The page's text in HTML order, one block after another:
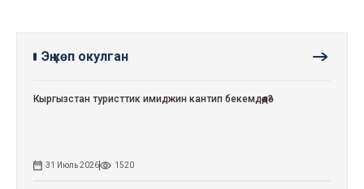
Эң көп окулган
Кыргызстан туристтик имиджин кантип бекемдөөдө?
31 Июль 2026 1520